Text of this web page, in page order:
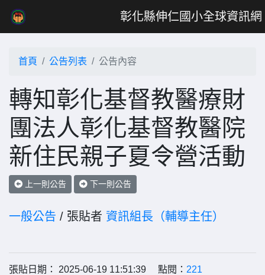
彰化縣伸仁國小全球資訊網
首頁 公告列表 公告內容
轉知彰化基督教醫療財
團法人彰化基督教醫院
新住民親子夏令營活動
上一則公告 下一則公告
一般公告 / 張貼者 資訊組長（輔導主任）
張貼日期： 2025-06-19 11:51:39 點閱： 221